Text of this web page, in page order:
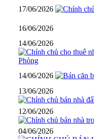
17/06/2026
16/06/2026
14/06/2026
14/06/2026
13/06/2026
12/06/2026
04/06/2026